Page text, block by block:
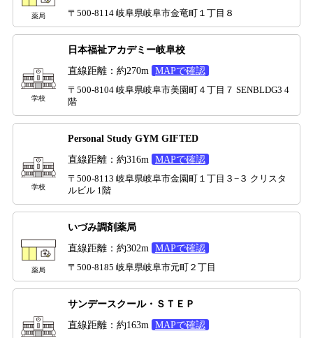
薬局 〒500-8114 岐阜県岐阜市金竜町１丁目８
学校
日本福祉アカデミー岐阜校
直線距離：約270m
MAPで確認
〒500-8104 岐阜県岐阜市美園町４丁目７ SENBLDG3 4
階
学校
Personal Study GYM GIFTED
直線距離：約316m
MAPで確認
〒500-8113 岐阜県岐阜市金園町１丁目３−３ クリスタ
ルビル 1階
薬局
いづみ調剤薬局
直線距離：約302m
MAPで確認
〒500-8185 岐阜県岐阜市元町２丁目
サンデースクール・ＳＴＥＰ
直線距離：約163m
MAPで確認